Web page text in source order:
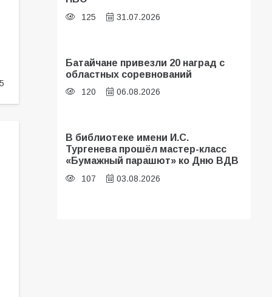
125 31.07.2026
Батайчане привезли 20 наград с
областных соревнований
120 06.08.2026
В библиотеке имени И.С.
Тургенева прошёл мастер-класс
«Бумажный парашют» ко Дню ВДВ
107 03.08.2026